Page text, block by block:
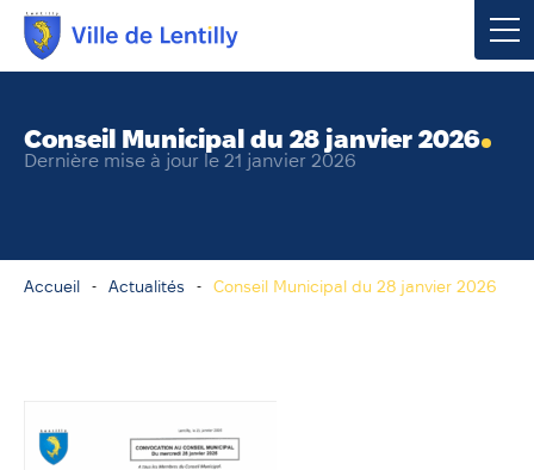
Conseil Municipal du 28 janvier 2026
Dernière mise à jour le 21 janvier 2026
Accueil Actualités Conseil Municipal du 28 janvier 2026
Votre mairie
Social & Économie
Contacter votre mairie